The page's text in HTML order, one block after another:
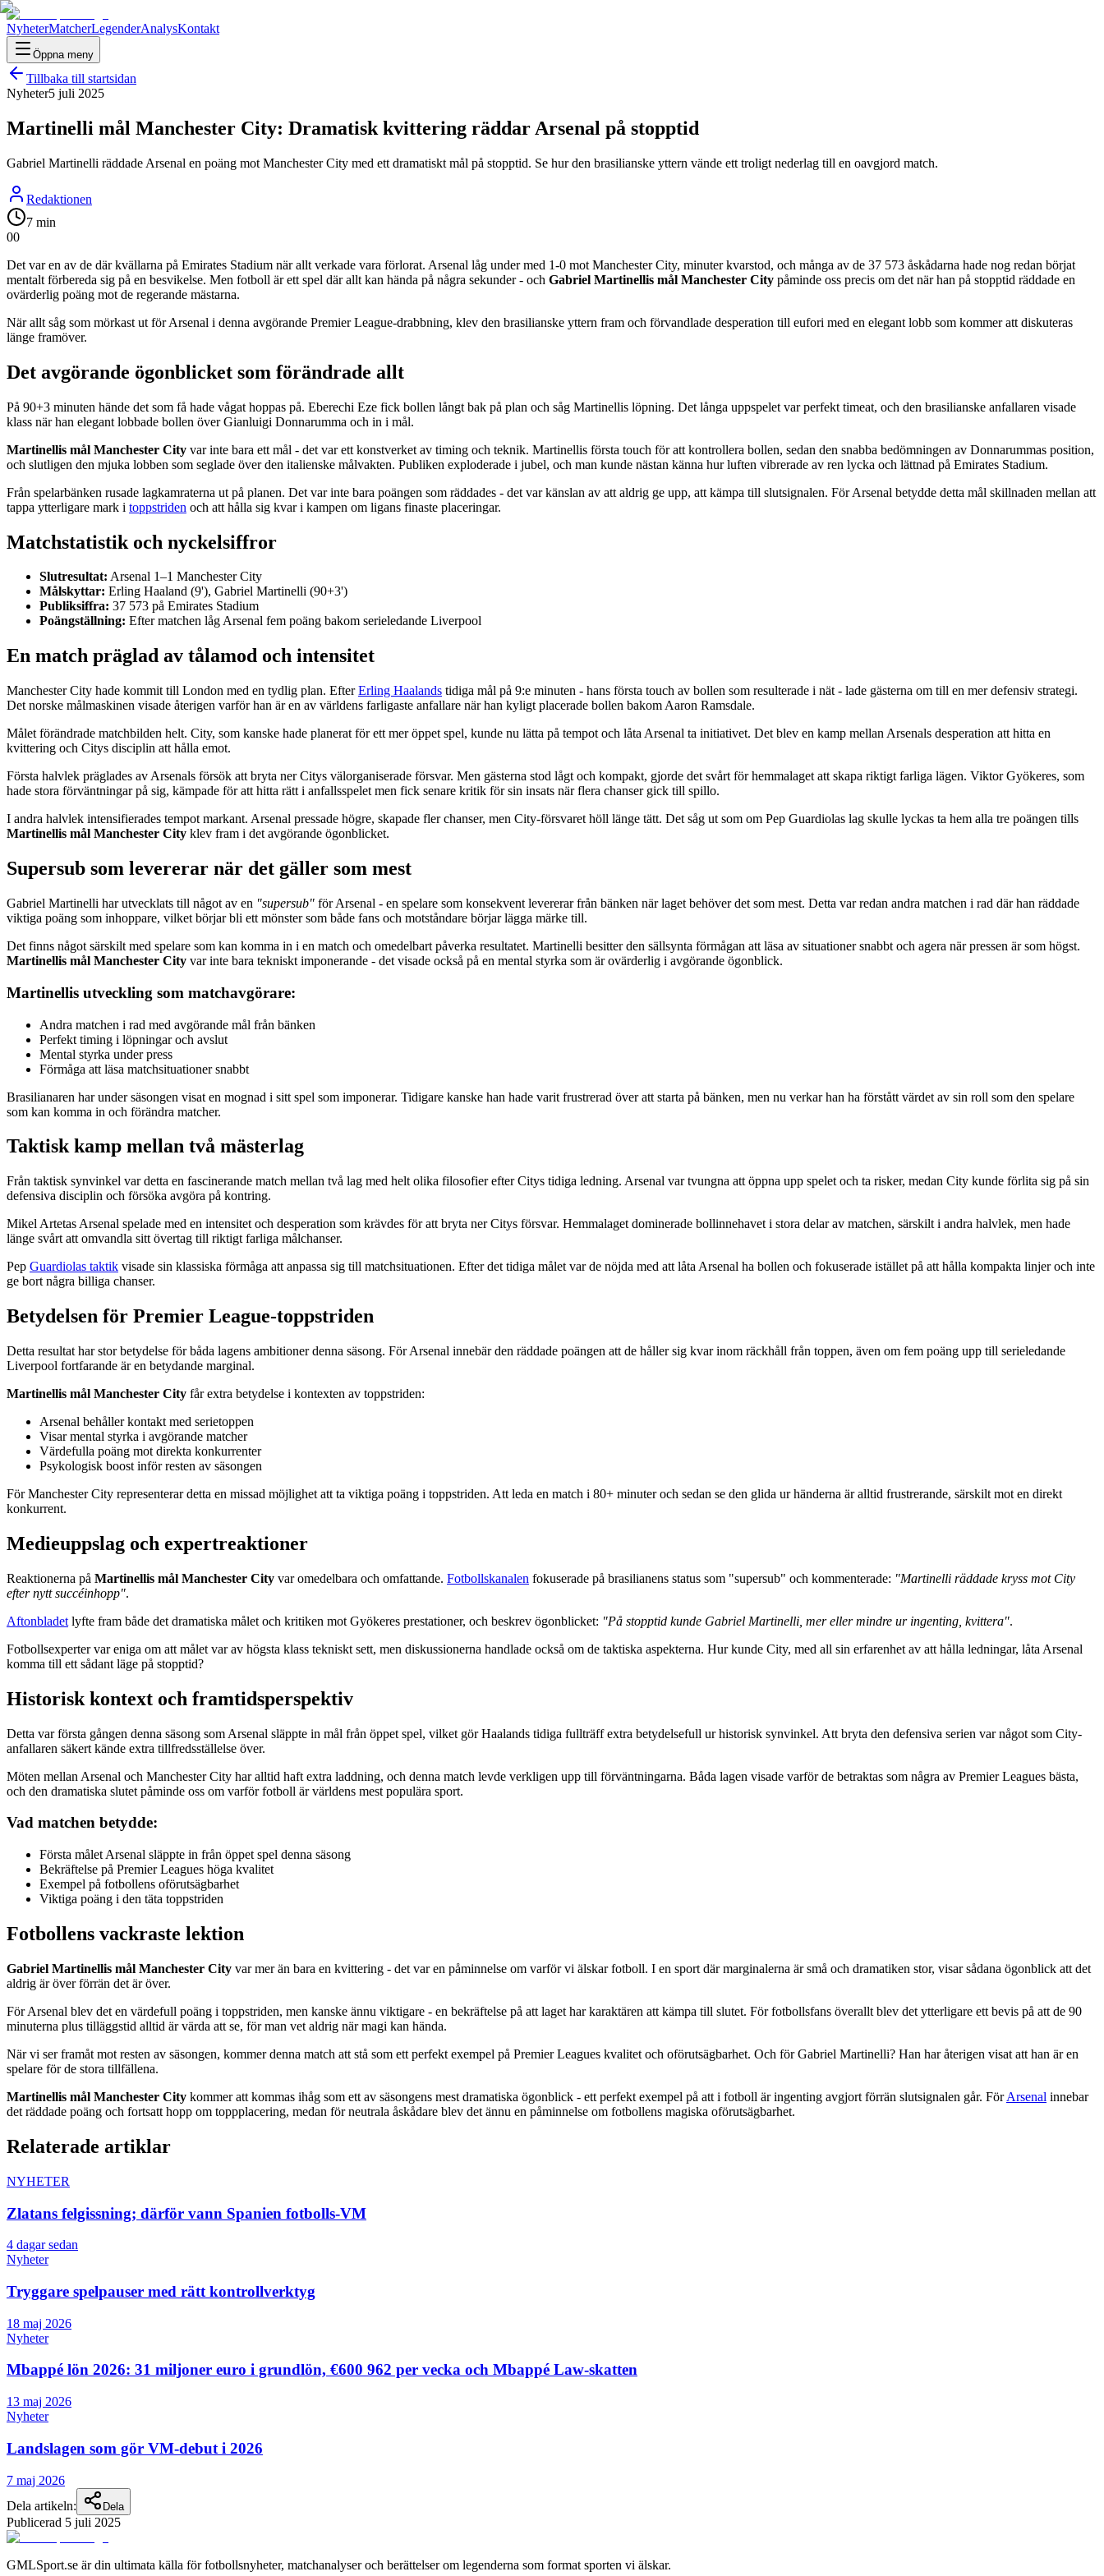
NyheterMatcherLegenderAnalysKontakt
Öppna meny
Tillbaka till startsidan
Nyheter5 juli 2025
Martinelli mål Manchester City: Dramatisk kvittering räddar Arsenal på stopptid
Gabriel Martinelli räddade Arsenal en poäng mot Manchester City med ett dramatiskt mål på stopptid. Se hur den brasilianske yttern vände ett troligt nederlag till en oavgjord match.
Redaktionen
7 min
00
Det var en av de där kvällarna på Emirates Stadium när allt verkade vara förlorat. Arsenal låg under med 1-0 mot Manchester City, minuter kvarstod, och många av de 37 573 åskådarna hade nog redan börjat
mentalt förbereda sig på en besvikelse. Men fotboll är ett spel där allt kan hända på några sekunder - och Gabriel Martinellis mål Manchester City påminde oss precis om det när han på stopptid räddade en
ovärderlig poäng mot de regerande mästarna.
När allt såg som mörkast ut för Arsenal i denna avgörande Premier League-drabbning, klev den brasilianske yttern fram och förvandlade desperation till eufori med en elegant lobb som kommer att diskuteras
länge framöver.
Det avgörande ögonblicket som förändrade allt
På 90+3 minuten hände det som få hade vågat hoppas på. Eberechi Eze fick bollen långt bak på plan och såg Martinellis löpning. Det långa uppspelet var perfekt timeat, och den brasilianske anfallaren visade
klass när han elegant lobbade bollen över Gianluigi Donnarumma och in i mål.
Martinellis mål Manchester City var inte bara ett mål - det var ett konstverket av timing och teknik. Martinellis första touch för att kontrollera bollen, sedan den snabba bedömningen av Donnarummas position,
och slutligen den mjuka lobben som seglade över den italienske målvakten. Publiken exploderade i jubel, och man kunde nästan känna hur luften vibrerade av ren lycka och lättnad på Emirates Stadium.
Från spelarbänken rusade lagkamraterna ut på planen. Det var inte bara poängen som räddades - det var känslan av att aldrig ge upp, att kämpa till slutsignalen. För Arsenal betydde detta mål skillnaden mellan att
tappa ytterligare mark i toppstriden och att hålla sig kvar i kampen om ligans finaste placeringar.
Matchstatistik och nyckelsiffror
Slutresultat: Arsenal 1–1 Manchester City
Målskyttar: Erling Haaland (9'), Gabriel Martinelli (90+3')
Publiksiffra: 37 573 på Emirates Stadium
Poängställning: Efter matchen låg Arsenal fem poäng bakom serieledande Liverpool
En match präglad av tålamod och intensitet
Manchester City hade kommit till London med en tydlig plan. EfterErling Haalands tidiga mål på 9:e minuten - hans första touch av bollen som resulterade i nät - lade gästerna om till en mer defensiv strategi.
Det norske målmaskinen visade återigen varför han är en av världens farligaste anfallare när han kyligt placerade bollen bakom Aaron Ramsdale.
Målet förändrade matchbilden helt. City, som kanske hade planerat för ett mer öppet spel, kunde nu lätta på tempot och låta Arsenal ta initiativet. Det blev en kamp mellan Arsenals desperation att hitta en
kvittering och Citys disciplin att hålla emot.
Första halvlek präglades av Arsenals försök att bryta ner Citys välorganiserade försvar. Men gästerna stod lågt och kompakt, gjorde det svårt för hemmalaget att skapa riktigt farliga lägen. Viktor Gyökeres, som
hade stora förväntningar på sig, kämpade för att hitta rätt i anfallsspelet men fick senare kritik för sin insats när flera chanser gick till spillo.
I andra halvlek intensifierades tempot markant. Arsenal pressade högre, skapade fler chanser, men City-försvaret höll länge tätt. Det såg ut som om Pep Guardiolas lag skulle lyckas ta hem alla tre poängen tills
Martinellis mål Manchester City klev fram i det avgörande ögonblicket.
Supersub som levererar när det gäller som mest
Gabriel Martinelli har utvecklats till något av en "supersub" för Arsenal - en spelare som konsekvent levererar från bänken när laget behöver det som mest. Detta var redan andra matchen i rad där han räddade
viktiga poäng som inhoppare, vilket börjar bli ett mönster som både fans och motståndare börjar lägga märke till.
Det finns något särskilt med spelare som kan komma in i en match och omedelbart påverka resultatet. Martinelli besitter den sällsynta förmågan att läsa av situationer snabbt och agera när pressen är som högst.
Martinellis mål Manchester City var inte bara tekniskt imponerande - det visade också på en mental styrka som är ovärderlig i avgörande ögonblick.
Martinellis utveckling som matchavgörare:
Andra matchen i rad med avgörande mål från bänken
Perfekt timing i löpningar och avslut
Mental styrka under press
Förmåga att läsa matchsituationer snabbt
Brasilianaren har under säsongen visat en mognad i sitt spel som imponerar. Tidigare kanske han hade varit frustrerad över att starta på bänken, men nu verkar han ha förstått värdet av sin roll som den spelare
som kan komma in och förändra matcher.
Taktisk kamp mellan två mästerlag
Från taktisk synvinkel var detta en fascinerande match mellan två lag med helt olika filosofier efter Citys tidiga ledning. Arsenal var tvungna att öppna upp spelet och ta risker, medan City kunde förlita sig på sin
defensiva disciplin och försöka avgöra på kontring.
Mikel Artetas Arsenal spelade med en intensitet och desperation som krävdes för att bryta ner Citys försvar. Hemmalaget dominerade bollinnehavet i stora delar av matchen, särskilt i andra halvlek, men hade
länge svårt att omvandla sitt övertag till riktigt farliga målchanser.
Pep Guardiolas taktik visade sin klassiska förmåga att anpassa sig till matchsituationen. Efter det tidiga målet var de nöjda med att låta Arsenal ha bollen och fokuserade istället på att hålla kompakta linjer och inte
ge bort några billiga chanser.
Betydelsen för Premier League-toppstriden
Detta resultat har stor betydelse för båda lagens ambitioner denna säsong. För Arsenal innebär den räddade poängen att de håller sig kvar inom räckhåll från toppen, även om fem poäng upp till serieledande
Liverpool fortfarande är en betydande marginal.
Martinellis mål Manchester City får extra betydelse i kontexten av toppstriden:
Arsenal behåller kontakt med serietoppen
Visar mental styrka i avgörande matcher
Värdefulla poäng mot direkta konkurrenter
Psykologisk boost inför resten av säsongen
För Manchester City representerar detta en missad möjlighet att ta viktiga poäng i toppstriden. Att leda en match i 80+ minuter och sedan se den glida ur händerna är alltid frustrerande, särskilt mot en direkt
konkurrent.
Medieuppslag och expertreaktioner
Reaktionerna på Martinellis mål Manchester City var omedelbara och omfattande. Fotbollskanalen fokuserade på brasilianens status som "supersub" och kommenterade: "Martinelli räddade kryss mot City
efter nytt succéinhopp".
Aftonbladet lyfte fram både det dramatiska målet och kritiken mot Gyökeres prestationer, och beskrev ögonblicket: "På stopptid kunde Gabriel Martinelli, mer eller mindre ur ingenting, kvittera".
Fotbollsexperter var eniga om att målet var av högsta klass tekniskt sett, men diskussionerna handlade också om de taktiska aspekterna. Hur kunde City, med all sin erfarenhet av att hålla ledningar, låta Arsenal
komma till ett sådant läge på stopptid?
Historisk kontext och framtidsperspektiv
Detta var första gången denna säsong som Arsenal släppte in mål från öppet spel, vilket gör Haalands tidiga fullträff extra betydelsefull ur historisk synvinkel. Att bryta den defensiva serien var något som City-
anfallaren säkert kände extra tillfredsställelse över.
Möten mellan Arsenal och Manchester City har alltid haft extra laddning, och denna match levde verkligen upp till förväntningarna. Båda lagen visade varför de betraktas som några av Premier Leagues bästa,
och den dramatiska slutet påminde oss om varför fotboll är världens mest populära sport.
Vad matchen betydde:
Första målet Arsenal släppte in från öppet spel denna säsong
Bekräftelse på Premier Leagues höga kvalitet
Exempel på fotbollens oförutsägbarhet
Viktiga poäng i den täta toppstriden
Fotbollens vackraste lektion
Gabriel Martinellis mål Manchester City var mer än bara en kvittering - det var en påminnelse om varför vi älskar fotboll. I en sport där marginalerna är små och dramatiken stor, visar sådana ögonblick att det
aldrig är över förrän det är över.
För Arsenal blev det en värdefull poäng i toppstriden, men kanske ännu viktigare - en bekräftelse på att laget har karaktären att kämpa till slutet. För fotbollsfans överallt blev det ytterligare ett bevis på att de 90
minuterna plus tilläggstid alltid är värda att se, för man vet aldrig när magi kan hända.
När vi ser framåt mot resten av säsongen, kommer denna match att stå som ett perfekt exempel på Premier Leagues kvalitet och oförutsägbarhet. Och för Gabriel Martinelli? Han har återigen visat att han är en
spelare för de stora tillfällena.
Martinellis mål Manchester City kommer att kommas ihåg som ett av säsongens mest dramatiska ögonblick - ett perfekt exempel på att i fotboll är ingenting avgjort förrän slutsignalen går. FörArsenal innebar
det räddade poäng och fortsatt hopp om toppplacering, medan för neutrala åskådare blev det ännu en påminnelse om fotbollens magiska oförutsägbarhet.
Relaterade artiklar
NYHETER
Zlatans felgissning; därför vann Spanien fotbolls-VM
4 dagar sedan
Nyheter
Tryggare spelpauser med rätt kontrollverktyg
18 maj 2026
Nyheter
Mbappé lön 2026: 31 miljoner euro i grundlön, €600 962 per vecka och Mbappé Law-skatten
13 maj 2026
Nyheter
Landslagen som gör VM-debut i 2026
7 maj 2026
Dela artikeln:
Dela
Publicerad 5 juli 2025
GMLSport.se är din ultimata källa för fotbollsnyheter, matchanalyser och berättelser om legenderna som format sporten vi älskar.